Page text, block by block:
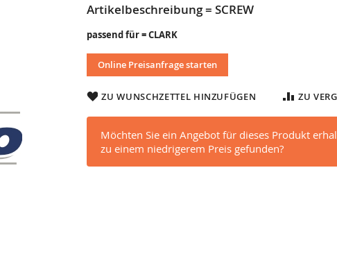
Artikelbeschreibung = SCREW
passend für = CLARK
Online Preisanfrage starten
ZU WUNSCHZETTEL HINZUFÜGEN ZU
Möchten Sie ein Angebot für dieses Produkt
zu einem niedrigerem Preis gefunden?